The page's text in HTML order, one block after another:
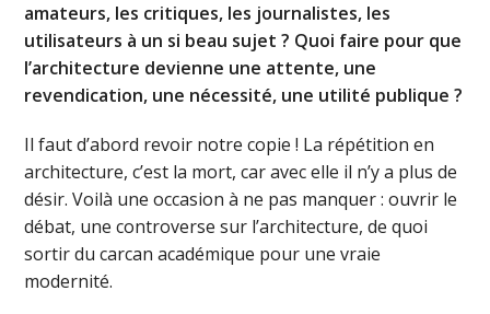
amateurs, les critiques, les journalistes, les
utilisateurs à un si beau sujet ? Quoi faire pour que
l’architecture devienne une attente, une
revendication, une nécessité, une utilité publique ?
Il faut d’abord revoir notre copie ! La répétition en
architecture, c’est la mort, car avec elle il n’y a plus de
désir. Voilà une occasion à ne pas manquer : ouvrir le
débat, une controverse sur l’architecture, de quoi
sortir du carcan académique pour une vraie
modernité.